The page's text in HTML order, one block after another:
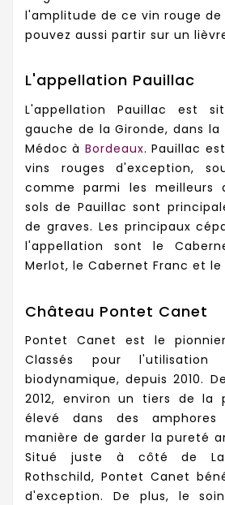
l'amplitude de ce vin rouge de
pouvez aussi partir sur un
L'appellation Pauillac
L'appellation Pauillac est
gauche de la Gironde, dans
Médoc à Bordeaux. Pauillac
vins rouges d'exception,
comme parmi les meilleurs
sols de Pauillac sont
de graves. Les principaux
l'appellation sont le
Merlot, le Cabernet Franc et
Château Pontet Canet
Pontet Canet est le
Classés pour
biodynamique, depuis 2010.
2012, environ un tiers de la
élevé dans des
manière de garder la pureté
Situé juste à côté de
Rothschild, Pontet Canet
d'exception. De plus, le